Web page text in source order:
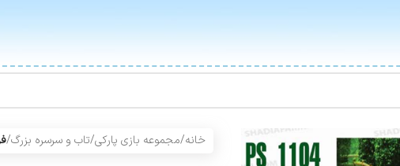
خانه/مجموعه بازی پارکی/تاب و سرسره بزرگ/